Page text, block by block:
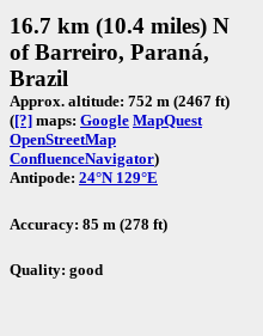
16.7 km (10.4 miles) N
of Barreiro, Paraná,
Brazil
Approx. altitude: 752 m (2467 ft)
([?] maps: Google MapQuest
OpenStreetMap
ConfluenceNavigator)
Antipode: 24°N 129°E
Accuracy: 85 m (278 ft)
Quality: good